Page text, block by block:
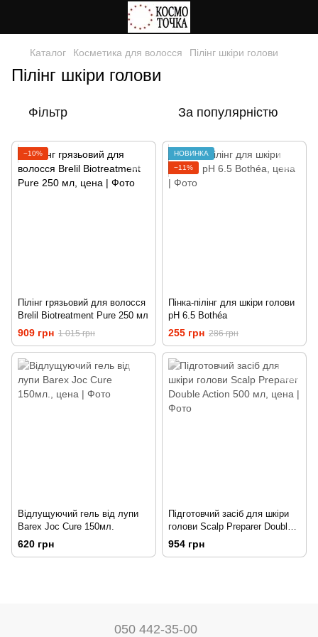
Каталог Косметика для волосся Пілінг шкіри голови
Пілінг шкіри голови
Фільтр За популярністю
−10%
Пілінг грязьовий для волосся
Brelil Biotreatment Pure 250 мл
909 грн 1 015 грн
НОВИНКА
−11%
Пінка-пілінг для шкіри голови
pH 6.5 Bothéa
255 грн 286 грн
Відлущуючий гель від лупи
Barex Joc Cure 150мл.
620 грн
Підготовчий засіб для шкіри
голови Scalp Preparer Double
Action 500 мл
954 грн
050 442-35-00